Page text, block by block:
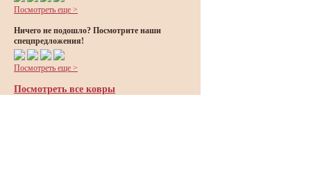
Посмотреть еще >
Ничего не подошло? Посмотрите наши
спецпредложения!
Посмотреть еще >
Посмотреть все ковры